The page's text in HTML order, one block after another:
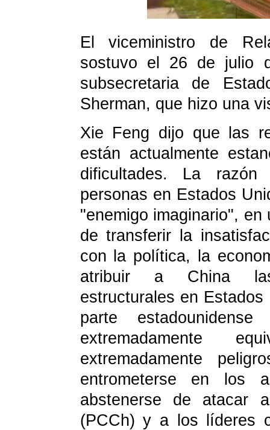
El viceministro de
sostuvo el 26 de julio
subsecretaria de
Sherman, que hizo una
Xie Feng dijo que las
están actualmente
dificultades. La
personas en Estados
"enemigo imaginario",
de transferir la
con la política, la
atribuir a China las
estructurales en
parte
extremadamente
extremadamente
entrometerse en los
abstenerse de atacar
(PCCh) y a los líderes